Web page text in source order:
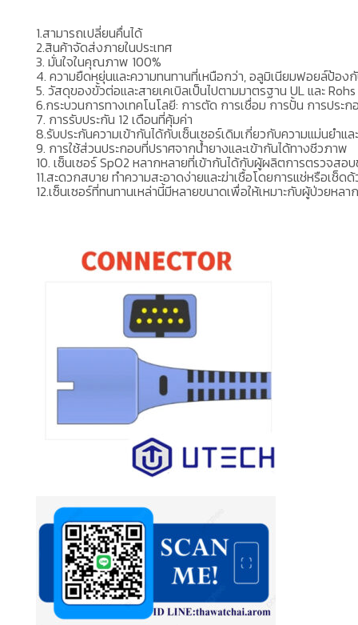
1.สามารถเปลี่ยนคื่นได้
2.สินค้าจัดส่งภายในประเทศ
3. มั่นใจในคุณภาพ 100%
4. ความยืดหยุ่นและความทนทานที่เหนือกว่า, อลูมิเนียมฟอยล์ป้อง
5. วัสดุของขั้วต่อและสายเคเบิลเป็นไปตามมาตรฐาน UL และ Rohs
6.กระบวนการทางเทคโนโลยี: การตัด การเชื่อม การปั้น การประ
7. การรับประกัน 12 เดือนที่คุ้มค่า
8.รับประกันความเข้ากันได้กับเซ็นเซอร์เดิมเกี่ยวกับความแม่นยําแล
9. การใช้ส่วนประกอบที่ปราศจากน้ํายางและเข้ากันได้ทางชีวภาพ
10. เซ็นเซอร์ SpO2 หลากหลายที่เข้ากันได้กับผู้ผลิตการตรวจสอ
11.สะดวกสบาย ทําความสะอาดง่ายและฆ่าเชื้อโดยการแช่หรือเช็
12.เซ็นเซอร์ที่ทนทานเหล่านี้มีหลายขนาดเพื่อให้เหมาะกับผู้ป่วย